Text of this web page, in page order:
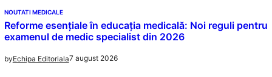
NOUTATI MEDICALE
Reforme esențiale în educația medicală: Noi reguli pentru
examenul de medic specialist din 2026
byEchipa Editoriala7 august 2026